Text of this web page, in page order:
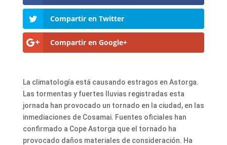
Compartir en Twitter
Compartir en Google+
La climatología está causando estragos en Astorga.
Las tormentas y fuertes lluvias registradas esta
jornada han provocado un tornado en la ciudad, en las
inmediaciones de Cosamai. Fuentes oficiales han
confirmado a Cope Astorga que el tornado ha
provocado daños materiales de consideración. Ha